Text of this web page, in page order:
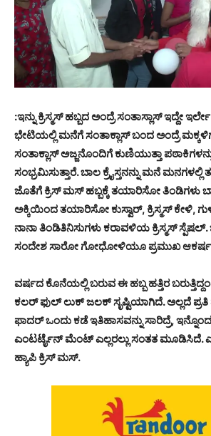
:ಇನ್ನು ಕ್ರಿಸ್ಮಸ್ ಹಬ್ಬದ ಅಂದ್ರೆ ಸಂತಾಸ್ಲಾಸ್ ಇದ್ದೇ
ಭೇಟಿಯಲ್ಲಿ ಮನೆಗೆ ಸಂತಾಕ್ಲಾಸ್ ಬಂದ ಅಂದ್ರೆ
ಸಂತಾಕ್ಲಾಸ್ ಅಜ್ಜನೊಂದಿಗೆ ಕುಣಿಯುತ್ತಾ
ಸಂಭ್ರಮಿಸುತ್ತಾರೆ. ಬಾಲ ಕ್ರೈಸ್ತನನ್ನು ಮನೆ ಮನಗಳಲ್ಲಿ
ಜೊತೆಗೆ ಕ್ರಿಸ್ ಮಸ್ ಹಬ್ಬಕ್ಕೆ ತಯಾರಿಸೋ ತಿಂಡಿಗಳು
ಅಕ್ಕಿಯಿಂದ ತಯಾರಿಸೋ ಕುಸ್ವಾರ್, ಕ್ರಿಸ್ಮಸ್ ಕೇಳಿ,
ನಾನಾ ತಿಂಡಿತಿನಿಸುಗಳು ಕರಾವಳಿಯ ಕ್ರಿಸ್ಮಸ್
ಸಂದೇಶ ಸಾರೋ ಗೋಧೋಳಿಯೂ ಪ್ರಮುಖ
ವರ್ಷದ ಕೊನೆಯಲ್ಲಿ ಬರುವ ಈ ಹಬ್ಬ ಹತ್ತಿರ
ಕಲರ್ ಫುಲ್ ಲುಕ್ ಜಲಕ್ ಸೃಷ್ಟಿಯಾಗಿದೆ. ಅಲ್ಲದೆ
ಫಾದರ್ ಒಂದು ಕಡೆ ಇತಿಹಾಸವನ್ನು ಸಾರಿದ್ರೆ,
ಎಂಟರ್ಟೈನ್ ಮೆಂಟ್ ಎಲ್ಲರಲ್ಲು ಸಂತತ ಮೂಡಿಸಿದೆ.
ಹ್ಯಾಪಿ ಕ್ರಿಸ್ ಮಸ್.